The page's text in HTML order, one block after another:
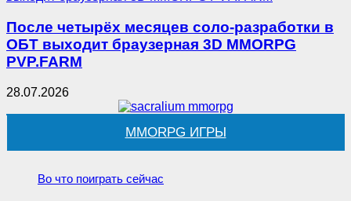
После четырёх месяцев соло-разработки в
ОБТ выходит браузерная 3D MMORPG
PVP.FARM
28.07.2026
MMORPG ИГРЫ
Во что поиграть сейчас